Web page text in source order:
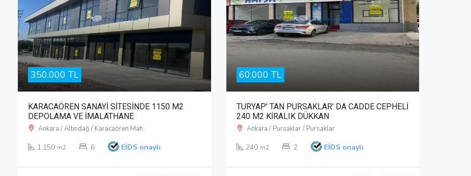
350.000 TL
KARACAÖREN SANAYİ SİTESİNDE 1150 M2
DEPOLAMA VE İMALATHANE
Ankara / Altındağ / Karacaören Mah.
1.150 m2 6 EİDS onaylı
60.000 TL
TURYAP' TAN PURSAKLAR' DA CADDE CEPHELİ
240 M2 KİRALIK DÜKKAN
Ankara / Pursaklar / Pursaklar
240 m2 2 EİDS onaylı